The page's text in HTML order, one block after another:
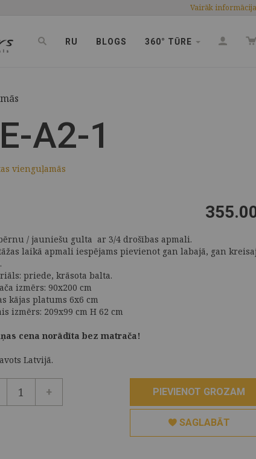
Vairāk
RU BLOGS 360° TŪRE
A2-1
vienguļamās
/ jauniešu gulta ar 3/4 drošības apmali.
laikā apmali iespējams pievienot gan labajā, gan
priede, krāsota balta.
izmērs: 90x200 cm
kājas platums 6x6 cm
izmērs: 209x99 cm H 62 cm
cena norādīta bez matrača!
Latvijā.
+ PIEVIENOT GROZAM
SAGLABĀT